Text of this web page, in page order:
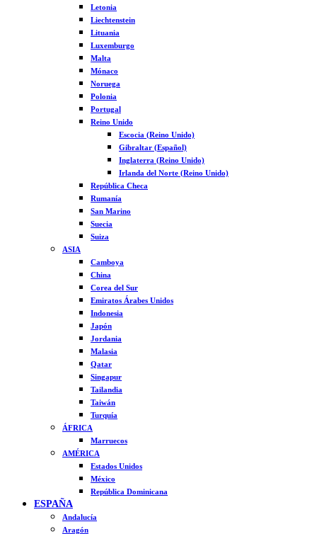
Letonia
Liechtenstein
Lituania
Luxemburgo
Malta
Mónaco
Noruega
Polonia
Portugal
Reino Unido
Escocia (Reino Unido)
Gibraltar (Español)
Inglaterra (Reino Unido)
Irlanda del Norte (Reino Unido)
República Checa
Rumanía
San Marino
Suecia
Suiza
ASIA
Camboya
China
Corea del Sur
Emiratos Árabes Unidos
Indonesia
Japón
Jordania
Malasia
Qatar
Singapur
Tailandia
Taiwán
Turquía
ÁFRICA
Marruecos
AMÉRICA
Estados Unidos
México
República Dominicana
ESPAÑA
Andalucía
Aragón